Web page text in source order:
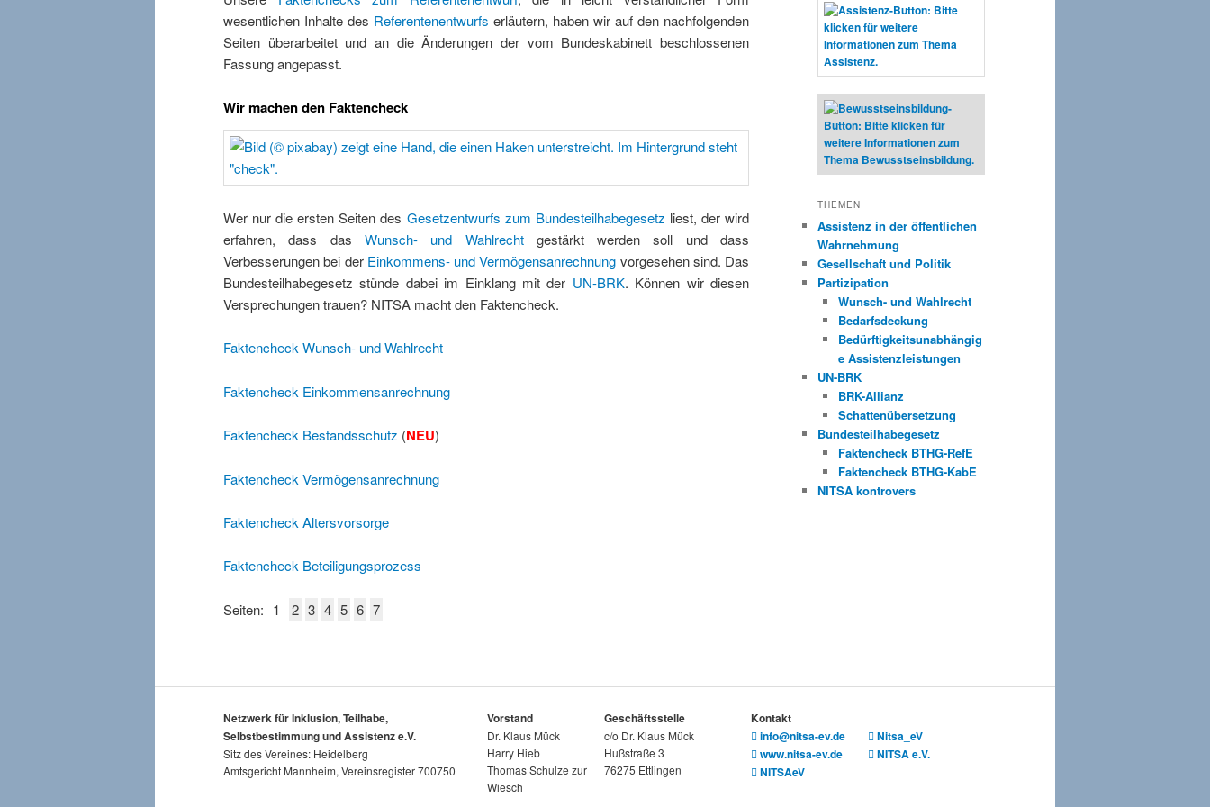
wesentlichen Inhalte des Referentenentwurfs erläutern, haben wir auf den nachfolgenden
Seiten überarbeitet und an die Änderungen der vom Bundeskabinett beschlossenen
Fassung angepasst.
Wir machen den Faktencheck
Wer nur die ersten Seiten des Gesetzentwurfs zum Bundesteilhabegesetz liest, der wird
erfahren, dass das Wunsch- und Wahlrechtgestärkt werden soll und dass
Verbesserungen bei der Einkommens- und Vermögensanrechnung vorgesehen sind. Das
Bundesteilhabegesetz stünde dabei im Einklang mit der UN-BRK. Können wir diesen
Versprechungen trauen? NITSA macht den Faktencheck.
Faktencheck Wunsch- und Wahlrecht
Faktencheck Einkommensanrechnung
Faktencheck Bestandsschutz (NEU)
Faktencheck Vermögensanrechnung
Faktencheck Altersvorsorge
Faktencheck Beteiligungsprozess
Seiten: 1 2 3 4 5 6 7
THEMEN
Assistenz in der öffentlichen
Wahrnehmung
Gesellschaft und Politik
Partizipation
Wunsch- und Wahlrecht
Bedarfsdeckung
Bedürftigkeitsunabhängig
e Assistenzleistungen
UN-BRK
BRK-Allianz
Schattenübersetzung
Bundesteilhabegesetz
Faktencheck BTHG-RefE
Faktencheck BTHG-KabE
NITSA kontrovers
Netzwerk für Inklusion, Teilhabe,
Selbstbestimmung und Assistenz e.V.
Sitz des Vereines: Heidelberg
Amtsgericht Mannheim, Vereinsregister 700750
Vorstand Geschäftsstelle
Dr. Klaus Mück
c/o Dr. Klaus Mück
Harry Hieb
Hußstraße 3
Thomas Schulze zur
Wiesch
76275 Ettlingen
Kontakt
info@nitsa-ev.de
Nitsa_eV
www.nitsa-ev.de
NITSA e.V.
NITSAeV